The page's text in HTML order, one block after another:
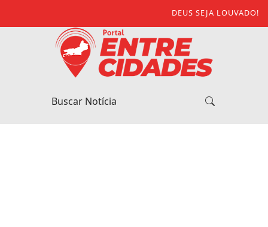
DEUS SEJA LOUVADO!